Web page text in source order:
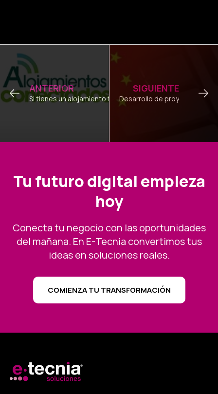
Ant
ANTERIOR
Si tienes un alojamiento turístico, ésto te interesa…
SIGUIENTE
Desarrollo de proyectos para
Tu futuro digital empieza
hoy
Conecta tu negocio con las oportunidades
del mañana. En E-Tecnia convertimos tus
ideas en soluciones reales.
COMIENZA TU TRANSFORMACIÓN